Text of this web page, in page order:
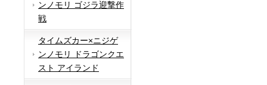
ンノモリ ゴジラ迎撃作
戦
タイムズカー×ニジゲ
ンノモリ ドラゴンクエ
スト アイランド